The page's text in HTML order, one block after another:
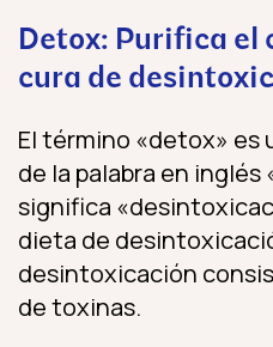
Detox: Purifica el
cura de
El término «detox» es
de la palabra en
significa
dieta de
desintoxicación
de toxinas.